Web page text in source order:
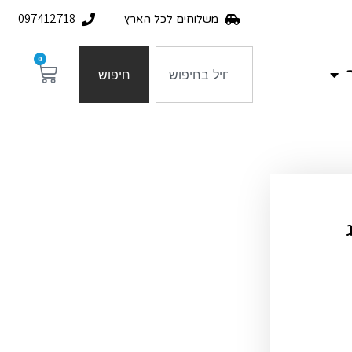
משלוחים לכל הארץ 097412718
חיפוש
0